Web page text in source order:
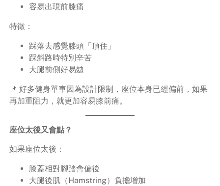
容易出現前膝痛
特徵：
踩落去感覺膝頭「頂住」
踩斜路時特別辛苦
大腿前側好易攰
📌 好多健身單車因為設計限制，座位本身已經偏前，如果
再加重阻力，就更加容易膝前痛。
座位太後又會點？
如果座位太後：
膝蓋相對腳踏會偏後
大腿後肌（Hamstring）負擔增加